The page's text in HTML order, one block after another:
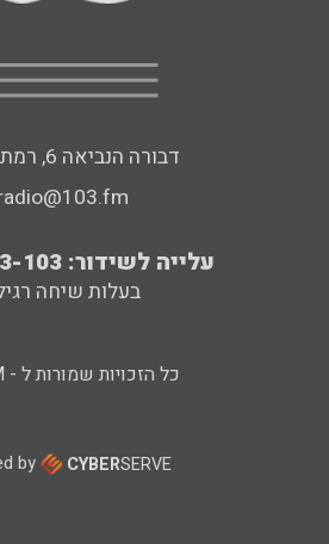
דבורה הנביאה 6, רמת השרון
עלייה לשידור: 0552-103-103
בעלות שיחה
כל הזכויות שמורות ל - 103FM
by CYBERSERVE